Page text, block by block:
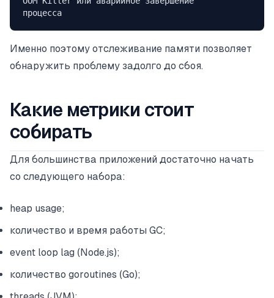
процесса
Именно поэтому отслеживание памяти позволяет
обнаружить проблему задолго до сбоя.
Какие метрики стоит
собирать
Для большинства приложений достаточно начать
со следующего набора:
heap usage;
количество и время работы GC;
event loop lag (Node.js);
количество goroutines (Go);